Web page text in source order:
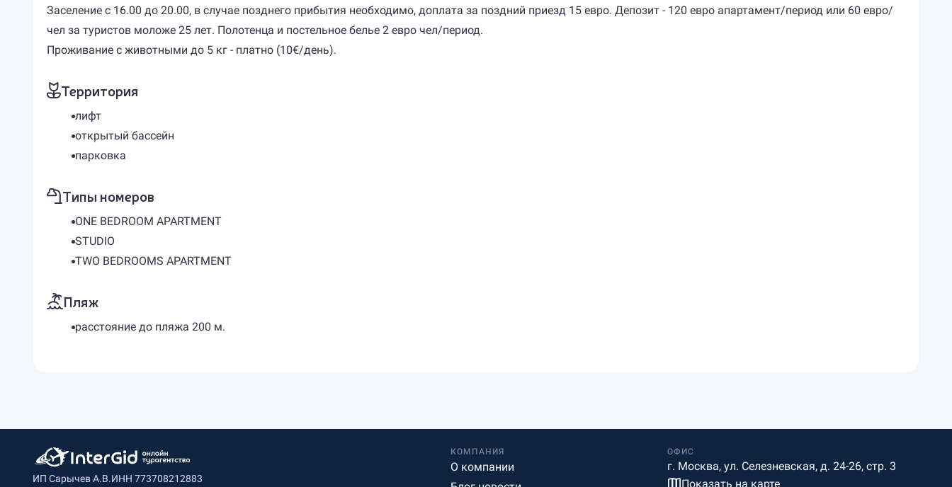
Заселение с 16.00 до 20.00, в случае позднего прибытия необходимо, доплата за поздний приезд 15 евро. Депозит - 120 евро апартамент/период или 60 евро/
чел за туристов моложе 25 лет. Полотенца и постельное белье 2 евро чел/период.
Проживание с животными до 5 кг - платно (10€/день).
Территория
лифт
открытый бассейн
парковка
Типы номеров
ONE BEDROOM APARTMENT
STUDIO
TWO BEDROOMS APARTMENT
Пляж
расстояние до пляжа 200 м.
ИП Сарычев А.В.ИНН 773708212883
КОМПАНИЯ
О компании
ОФИС
г. Москва, ул. Селезневская, д. 24-26, стр. 3
Показать на карте